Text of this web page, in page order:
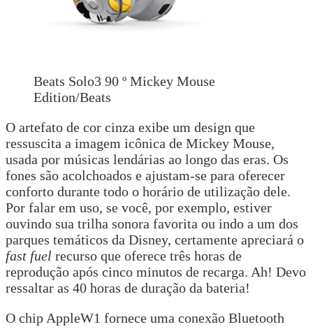
Beats Solo3 90 º Mickey Mouse
Edition/Beats
O artefato de cor cinza exibe um design que
ressuscita a imagem icônica de Mickey Mouse,
usada por músicas lendárias ao longo das eras. Os
fones são acolchoados e ajustam-se para oferecer
conforto durante todo o horário de utilização dele.
Por falar em uso, se você, por exemplo, estiver
ouvindo sua trilha sonora favorita ou indo a um dos
parques temáticos da Disney, certamente apreciará o
fast fuel recurso que oferece três horas de
reprodução após cinco minutos de recarga. Ah! Devo
ressaltar as 40 horas de duração da bateria!
O chip AppleW1 fornece uma conexão Bluetooth